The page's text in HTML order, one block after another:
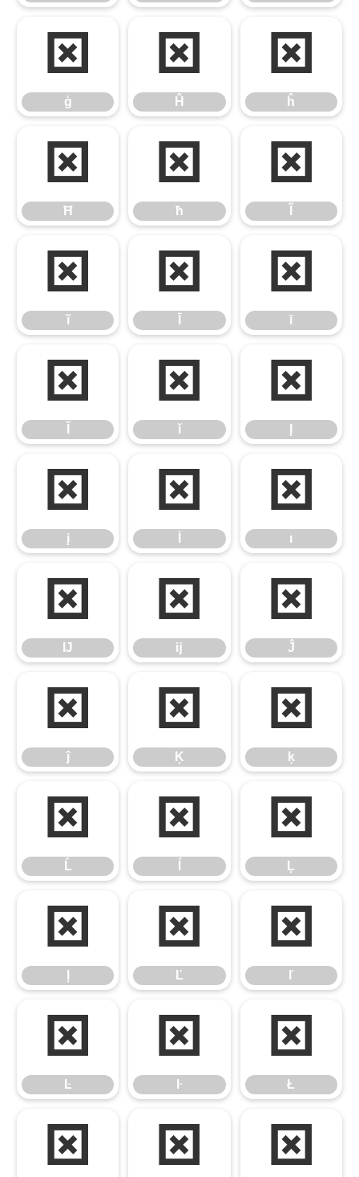
ģ
ģ
Ĥ
Ĥ
ĥ
ĥ
Ħ
Ħ
ħ
ħ
Ĩ
ĩ
ĩ
Ī ī
ī
Ĭ ĭ
ĭ
Į
į
į
İ ı
ı
Ĳ
Ĳ
ĳ
ĳ
Ĵ
Ĵ
ĵ
ĵ
Ķ
Ķ
ķ
ķ
Ĺ
Ĺ
ĺ Ļ
Ļ
ļ Ľ
Ľ
ľ
ľ
Ŀ
Ŀ
ŀ
ŀ
Ł
Ł
ł Ń ń